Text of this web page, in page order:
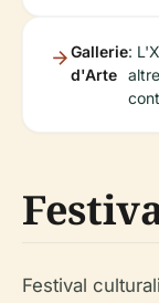
Gallerie
d'Arte
:
Festival